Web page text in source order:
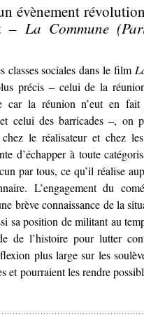
évènement
– La Commune
classes sociales dans le film
précis – celui de la
car la réunion n’eut en
celui des barricades –, on
le réalisateur et chez
d’échapper à toute
par tous, ce qu’il réalise
L’engagement du
brève connaissance de la
sa position de militant au
de l’histoire pour lutter
plus large sur les
et pourraient les rendre
révolutionnaire pour